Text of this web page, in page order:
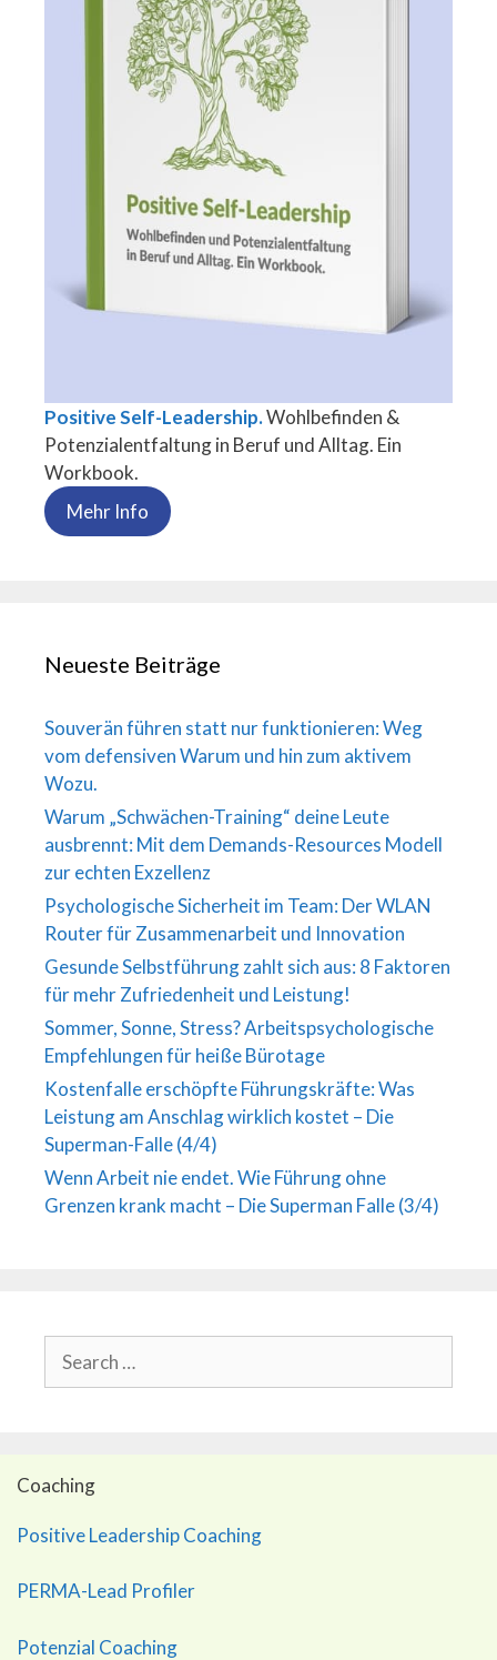
Positive Self-Leadership.Wohlbefinden &
Potenzialentfaltung in Beruf und Alltag. Ein
Workbook.
Mehr Info
Neueste Beiträge
Souverän führen statt nur funktionieren: Weg
vom defensiven Warum und hin zum aktivem
Wozu.
Warum „Schwächen-Training“ deine Leute
ausbrennt: Mit dem Demands-Resources Modell
zur echten Exzellenz
Psychologische Sicherheit im Team: Der WLAN
Router für Zusammenarbeit und Innovation
Gesunde Selbstführung zahlt sich aus: 8 Faktoren
für mehr Zufriedenheit und Leistung!
Sommer, Sonne, Stress? Arbeitspsychologische
Empfehlungen für heiße Bürotage
Kostenfalle erschöpfte Führungskräfte: Was
Leistung am Anschlag wirklich kostet – Die
Superman-Falle (4/4)
Wenn Arbeit nie endet. Wie Führung ohne
Grenzen krank macht – Die Superman Falle (3/4)
for:
Coaching
Positive Leadership Coaching
PERMA-Lead Profiler
Potenzial Coaching